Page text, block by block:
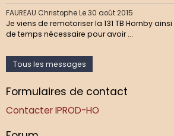
FAUREAU ChristopheLe 30 août 2015
Je viens de remotoriser la 131 TB Hornby
de temps nécessaire pour avoir ...
Tous les messages
Formulaires de contact
Contacter IPROD-HO